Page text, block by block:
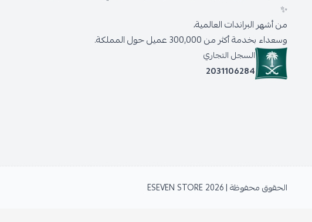
✨
من أشهر البراندات العالمية،
وسعداء بخدمة أكثر من 300,000 عميل حول المملكة.
السجل التجاري
2031106284
الحقوق محفوظة | 2026 ESEVEN STORE